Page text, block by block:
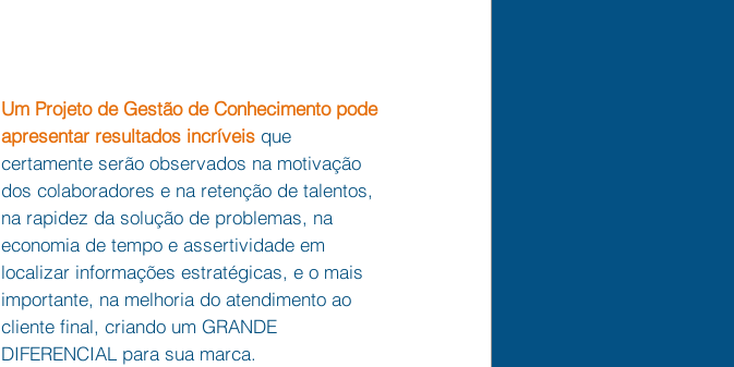
Um Projeto de Gestão de Conhecimento pode
apresentar resultados incríveis que
certamente serão observados na motivação
dos colaboradores e na retenção de talentos,
na rapidez da solução de problemas, na
economia de tempo e assertividade em
localizar informações estratégicas, e o mais
importante, na melhoria do atendimento ao
cliente final, criando um GRANDE
DIFERENCIAL para sua marca.